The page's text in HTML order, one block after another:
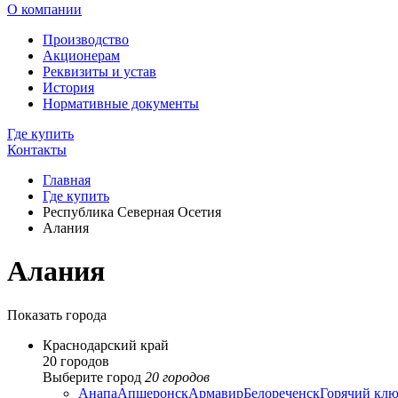
О компании
Производство
Акционерам
Реквизиты и устав
История
Нормативные документы
Где купить
Контакты
Главная
Где купить
Республика Северная Осетия
Алания
Алания
Показать города
Краснодарский край
20 городов
Выберите город 20 городов
АнапаАпшеронскАрмавирБелореченскГорячий